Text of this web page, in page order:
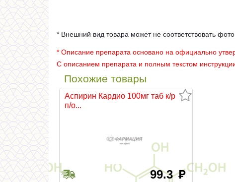
* Внешний вид товара может не соответствовать фото
* Описание препарата основано на официально
С описанием препарата и полным текстом
Похожие товары
Аспирин Кардио 100мг таб к/р
п/о...
99.3руб